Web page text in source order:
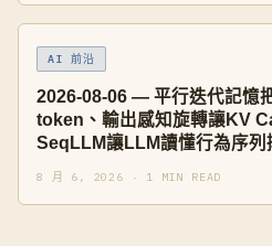
AI 前沿
2026-08-06 — 平行迭代記憶
token、輸出感知旋轉讓KV
SeqLLM讓LLM讀懂行為序列
8 月 6, 2026 · 1 MIN READ